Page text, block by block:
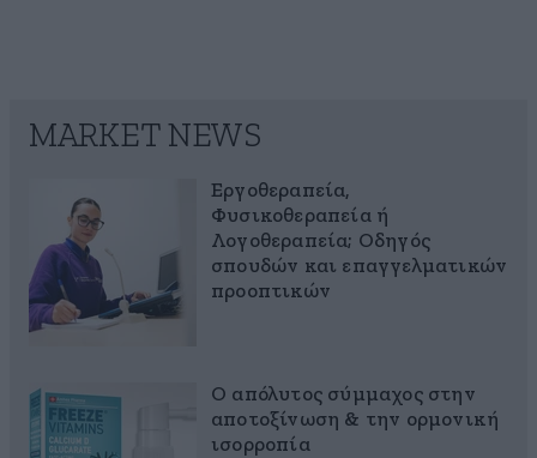
MARKET NEWS
Εργοθεραπεία,
Φυσικοθεραπεία ή
Λογοθεραπεία; Οδηγός
σπουδών και επαγγελματικών
προοπτικών
Ο απόλυτος σύμμαχος στην
αποτοξίνωση & την ορμονική
ισορροπία